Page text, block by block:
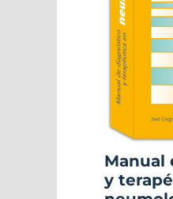
Manual
y